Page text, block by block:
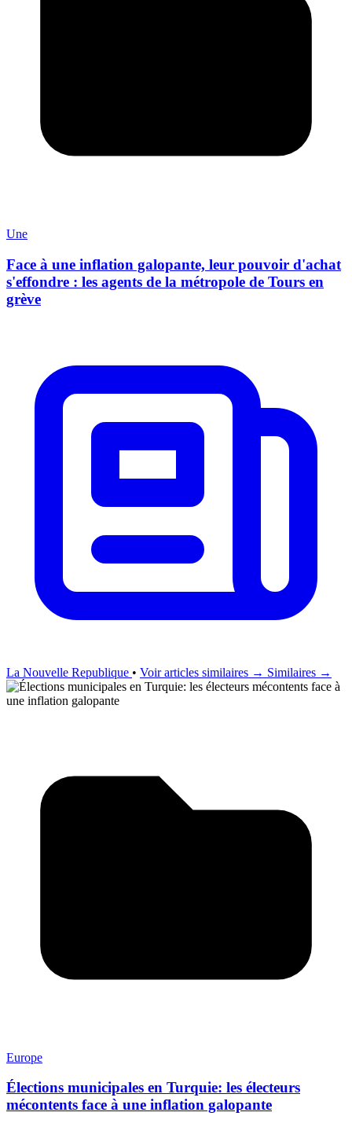
Une
Face à une inflation galopante, leur pouvoir d'achat
s'effondre : les agents de la métropole de Tours en
grève
La Nouvelle Republique • Voir articles similaires → Similaires →
Europe
Élections municipales en Turquie: les électeurs
mécontents face à une inflation galopante